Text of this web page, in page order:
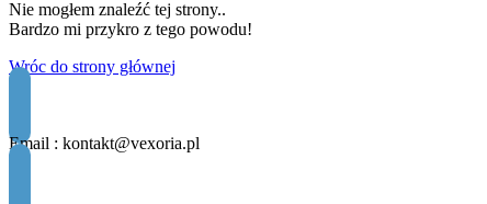
Nie mogłem znaleźć tej strony..
Bardzo mi przykro z tego powodu!
Wróc do strony głównej
Email : kontakt@vexoria.pl